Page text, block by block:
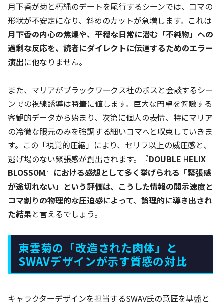
月下香が菊と朽縄のデートを尾行するシーンでは、コマの
形状が不安定になり、斜めのカットが急増します。これは
月下香の内心の焦燥や、平穏な日常に潜む「不純物」への
過剰な反応を、読者にダイレクトに伝達するためのエラー
演出に他なりません。
また、マリアがブラックワークス社のボスと会談するシー
ンでの視線誘導は特筆に値します。巨大な円卓を俯瞰する
客観的データから始まり、次第に個人の表情、特にマリア
の冷徹な眼元のみを強調する細いコマへと収束していきま
す。この「視覚的圧縮」により、セリフ以上の威圧感と、
逃げ場のない緊張感が創出されます。
『DOUBLE HELIX
BLOSSOM』における感想として多く挙げられる「緊張感
が途切れない」という評価は、こうした情報の開示速度と
コマ割りの物理的な圧迫感によって、論理的に導き出され
た結果と言えるでしょう。
東雲菊の「改造された肉体」と
SWAVデザインが示す質感の対比
キャラクターデザインを担当するSWAV氏の意匠を基盤と